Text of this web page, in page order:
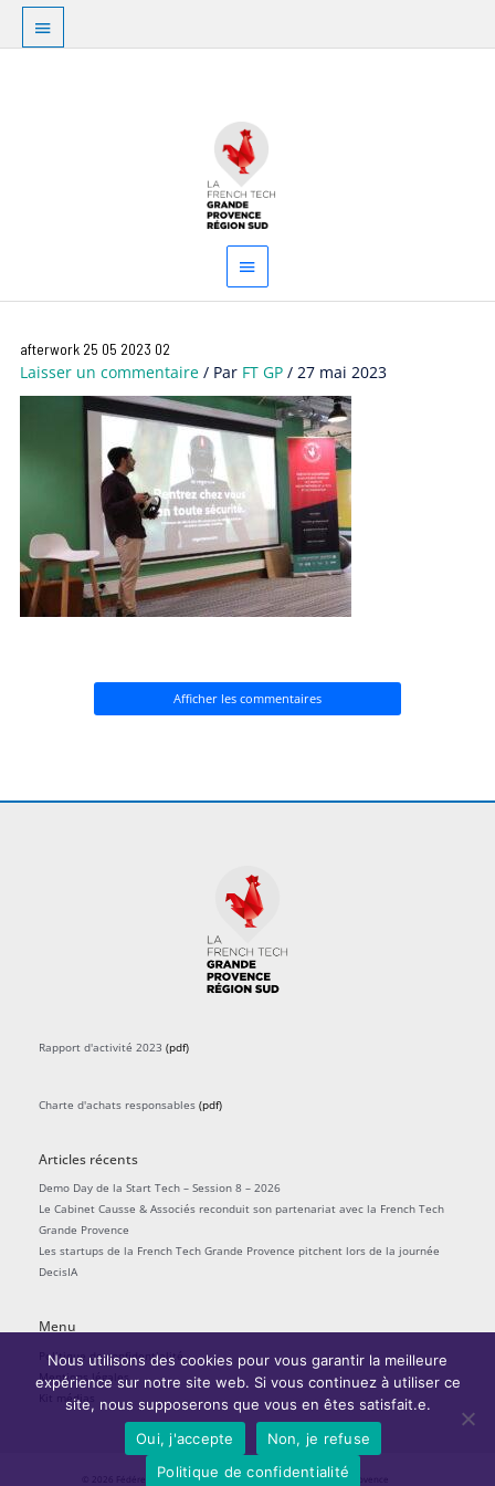
Aller
contenu
Au
dessus
principal
afterwork 25 05 2023 02
Laisser un commentaire / Par FT GP/27 mai 2023
Afficher les commentaires
Rapport d'activité 2023 (pdf)
Charte d'achats responsables (pdf)
Articles récents
Demo Day de la Start Tech – Session 8 – 2026
Le Cabinet Causse & Associés reconduit son partenariat avec la French Tech
Grande Provence
Les startups de la French Tech Grande Provence pitchent lors de la journée
DecisIA
Menu
Politique de confidentialité
Mentions légales
Kit médias
Fédérer l'écosystème startups | La French Tech Grande Provence
Nous utilisons des cookies pour vous garantir la meilleure
expérience sur notre site web. Si vous continuez à utiliser ce
site, nous supposerons que vous en êtes satisfait.e.
Oui, j'accepte
Non, je refuse
Politique de confidentialité